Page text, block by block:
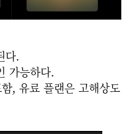
다.
가능하다.
, 유료 플랜은 고해상도